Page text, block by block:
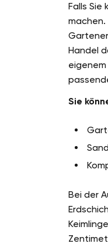
Falls
Handel
Sie
Bei der